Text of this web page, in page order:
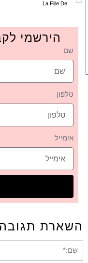
La Fille De
הירשמי
שם
טלפון
אימייל
השארת תגובה